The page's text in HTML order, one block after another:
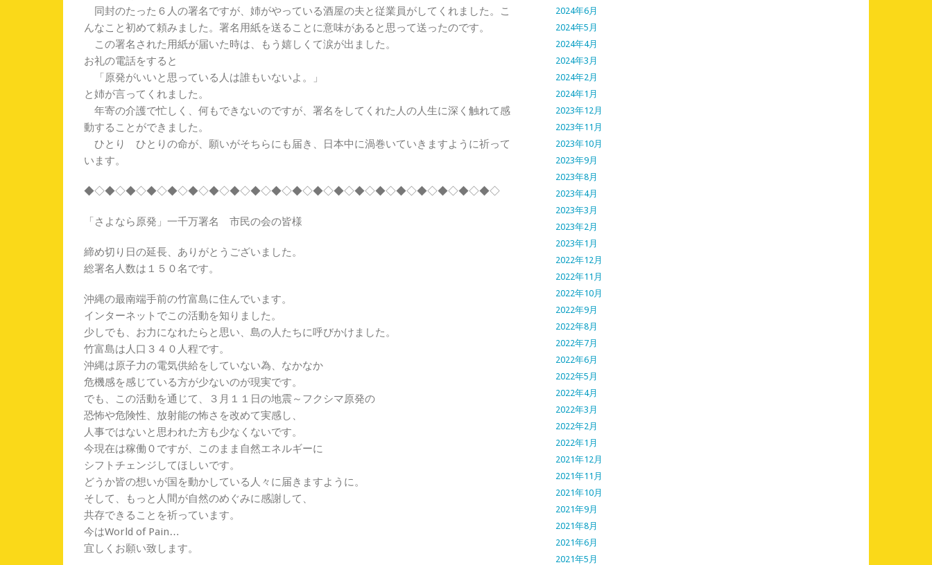
同封のたった６人の署名ですが、姉がやっている酒屋の夫と従業員がしてくれました。こ
んなこと初めて頼みました。署名用紙を送ることに意味があると思って送ったのです。
この署名された用紙が届いた時は、もう嬉しくて涙が出ました。
お礼の電話をすると
「原発がいいと思っている人は誰もいないよ。」
と姉が言ってくれました。
年寄の介護で忙しく、何もできないのですが、署名をしてくれた人の人生に深く触れて感
動することができました。
ひとり ひとりの命が、願いがそちらにも届き、日本中に渦巻いていきますように祈って
います。
◆◇◆◇◆◇◆◇◆◇◆◇◆◇◆◇◆◇◆◇◆◇◆◇◆◇◆◇◆◇◆◇◆◇◆◇◆◇◆◇
「さよなら原発」一千万署名 市民の会の皆様
締め切り日の延長、ありがとうございました。
総署名人数は１５０名です。
沖縄の最南端手前の竹富島に住んでいます。
インターネットでこの活動を知りました。
少しでも、お力になれたらと思い、島の人たちに呼びかけました。
竹富島は人口３４０人程です。
沖縄は原子力の電気供給をしていない為、なかなか
危機感を感じている方が少ないのが現実です。
でも、この活動を通じて、３月１１日の地震～フクシマ原発の
恐怖や危険性、放射能の怖さを改めて実感し、
人事ではないと思われた方も少なくないです。
今現在は稼働０ですが、このまま自然エネルギーに
シフトチェンジしてほしいです。
どうか皆の想いが国を動かしている人々に届きますように。
そして、もっと人間が自然のめぐみに感謝して、
共存できることを祈っています。
今はWorld of Pain…
宜しくお願い致します。
2024年6月
2024年5月
2024年4月
2024年3月
2024年2月
2024年1月
2023年12月
2023年11月
2023年10月
2023年9月
2023年8月
2023年4月
2023年3月
2023年2月
2023年1月
2022年12月
2022年11月
2022年10月
2022年9月
2022年8月
2022年7月
2022年6月
2022年5月
2022年4月
2022年3月
2022年2月
2022年1月
2021年12月
2021年11月
2021年10月
2021年9月
2021年8月
2021年6月
2021年5月